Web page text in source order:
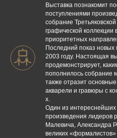
Выставка познакомит
поступлениями
собрание
графической коллекции
приоритетных
Последний показ
2003 году. Настоящая
продемонстрирует,
пополнилось собрание
также отразит
акварели и гравюры с
х.
Один из интереснейших
произведения лидеров
Малевича, Александра
великих